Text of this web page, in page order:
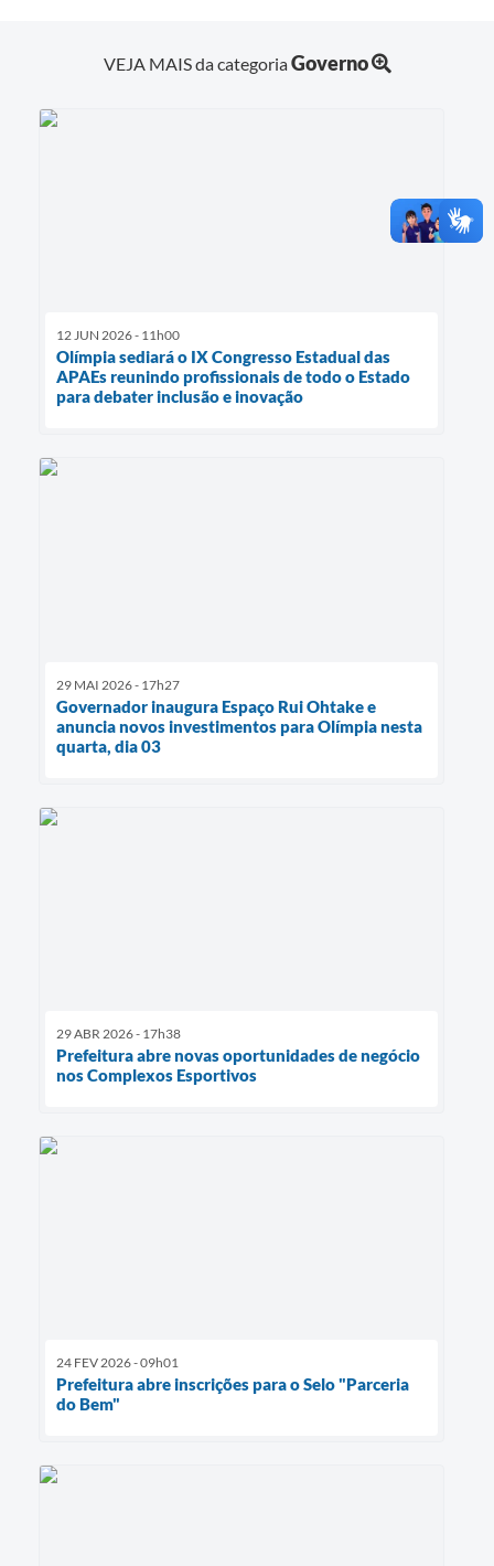
VEJA MAIS da categoriaGoverno
12 JUN 2026 - 11h00
Olímpia sediará o IX Congresso Estadual das
APAEs reunindo profissionais de todo o Estado
para debater inclusão e inovação
29 MAI 2026 - 17h27
Governador inaugura Espaço Rui Ohtake e
anuncia novos investimentos para Olímpia nesta
quarta, dia 03
29 ABR 2026 - 17h38
Prefeitura abre novas oportunidades de negócio
nos Complexos Esportivos
24 FEV 2026 - 09h01
Prefeitura abre inscrições para o Selo "Parceria
do Bem"